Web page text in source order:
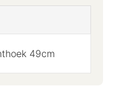
49cm